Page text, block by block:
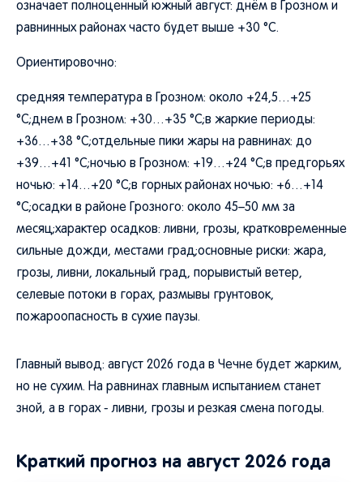
означает полноценный южный август: днём в Грозном и
равнинных районах часто будет выше +30 °C.
Ориентировочно:
средняя температура в Грозном: около +24,5…+25
°C;днем в Грозном: +30…+35 °C;в жаркие периоды:
+36…+38 °C;отдельные пики жары на равнинах: до
+39…+41 °C;ночью в Грозном: +19…+24 °C;в предгорьях
ночью: +14…+20 °C;в горных районах ночью: +6…+14
°C;осадки в районе Грозного: около 45–50 мм за
месяц;характер осадков: ливни, грозы, кратковременные
сильные дожди, местами град;основные риски: жара,
грозы, ливни, локальный град, порывистый ветер,
селевые потоки в горах, размывы грунтовок,
пожароопасность в сухие паузы.
Главный вывод: август 2026 года в Чечне будет жарким,
но не сухим. На равнинах главным испытанием станет
зной, а в горах - ливни, грозы и резкая смена погоды.
Краткий прогноз на август 2026 года